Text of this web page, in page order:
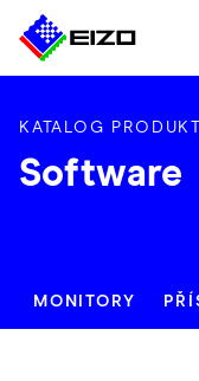
KATALOG
Software
MONITORY